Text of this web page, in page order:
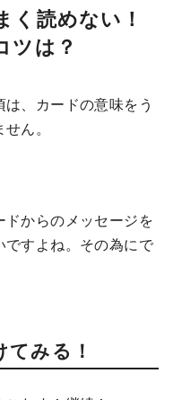
く読めない！
ツは？
、カードの意味をう
ん。
からのメッセージを
ですよね。その為にで
みる！